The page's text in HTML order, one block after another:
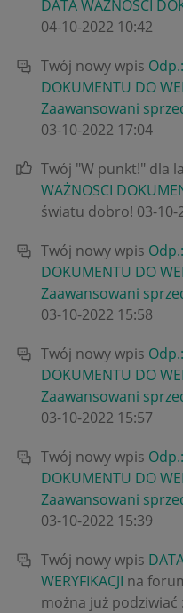
DATA WAŻNOSCI
‎04-10-2022 10:42
Twój nowy wpis
DOKUMENTU DO
Zaawansowani
‎03-10-2022 17:04
Twój "W punkt!" dla
WAŻNOSCI
światu dobro! ‎03-10-
Twój nowy wpis
DOKUMENTU DO
Zaawansowani
‎03-10-2022 15:58
Twój nowy wpis
DOKUMENTU DO
Zaawansowani
‎03-10-2022 15:57
Twój nowy wpis
DOKUMENTU DO
Zaawansowani
‎03-10-2022 15:39
Twój nowy wpis
WERYFIKACJI na
można już podziwiać